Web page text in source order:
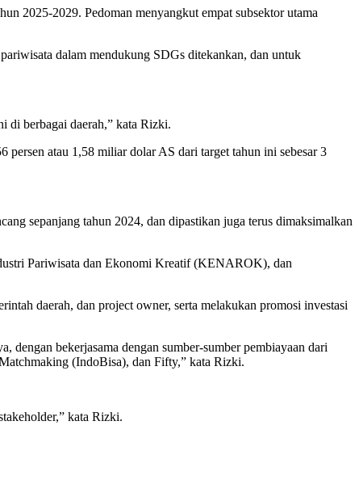
2025-2029. Pedoman menyangkut empat subsektor utama
dalam mendukung SDGs ditekankan, dan untuk
di berbagai daerah,” kata Rizki.
atau 1,58 miliar dolar AS dari target tahun ini sebesar 3
sepanjang tahun 2024, dan dipastikan juga terus dimaksimalkan
Pariwisata dan Ekonomi Kreatif (KENAROK), dan
daerah, dan project owner, serta melakukan promosi investasi
bekerjasama dengan sumber-sumber pembiayaan dari
(IndoBisa), dan Fifty,” kata Rizki.
kata Rizki.